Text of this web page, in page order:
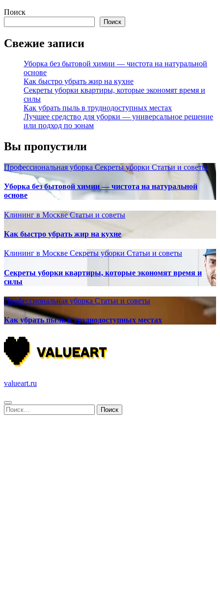
Поиск
Поиск
Свежие записи
Уборка без бытовой химии — чистота на натуральной
основе
Как быстро убрать жир на кухне
Секреты уборки квартиры, которые экономят время и
силы
Как убрать пыль в труднодоступных местах
Лучшее средство для уборки — универсальное решение
или подход по зонам
Вы пропустили
Профессиональная уборка Секреты уборки Статьи и советы
Уборка без бытовой химии — чистота на натуральной
основе
Клининг в МосквеСтатьи и советы
Как быстро убрать жир на кухне
Клининг в Москве Секреты уборки Статьи и советы
Секреты уборки квартиры, которые экономят время и
силы
Профессиональная уборка Статьи и советы
Как убрать пыль в труднодоступных местах
valueart.ru
Найти: